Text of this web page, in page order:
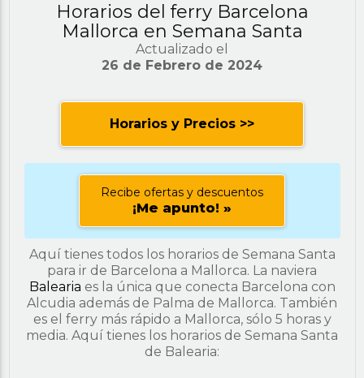
Horarios del ferry Barcelona
Mallorca en Semana Santa
Actualizado el
26 de Febrero de 2024
Horarios y Precios >>
Recibe ofertas y descuentos
¡Me apunto! »
Aquí tienes todos los horarios de Semana Santa
para ir de Barcelona a Mallorca. La naviera
Balearia es la única que conecta Barcelona con
Alcudia además de Palma de Mallorca. También
es el ferry más rápido a Mallorca, sólo 5 horas y
media. Aquí tienes los horarios de Semana Santa
de Balearia: